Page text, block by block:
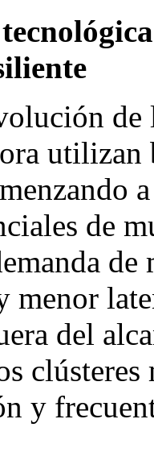
de
de
menor
del
clústeres
y